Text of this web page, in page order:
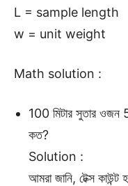
L = sample length
w = unit weight
Math solution :
100 মিটার সুতার ওজন 5
কত?
Solution :
আমরা জানি, টেক্স কাউন্ট